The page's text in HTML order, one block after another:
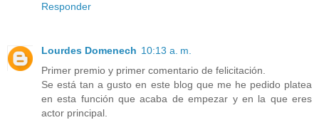
Responder
Lourdes Domenech 10:13 a. m.
Primer premio y primer comentario de felicitación.
Se está tan a gusto en este blog que me he pedido platea
en esta función que acaba de empezar y en la que eres
actor principal.